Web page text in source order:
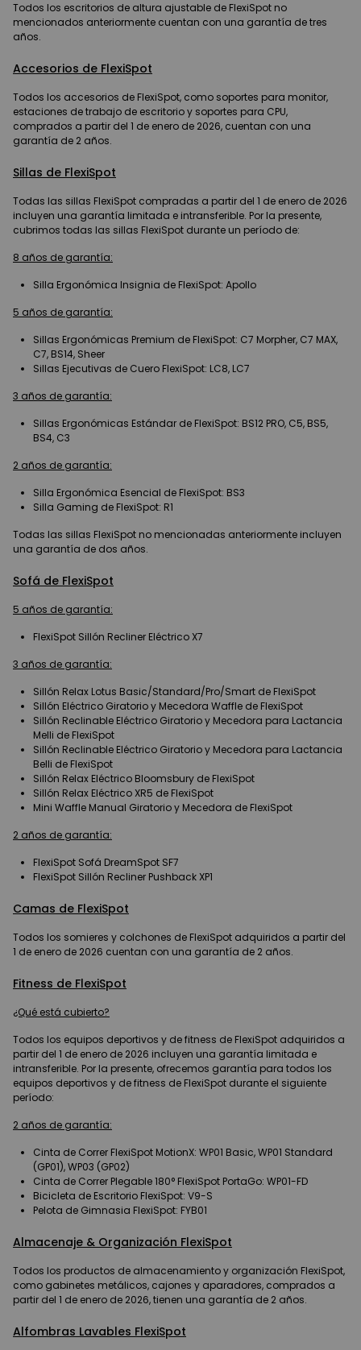
Todos los escritorios de altura ajustable de FlexiSpot no
mencionados anteriormente cuentan con una garantía de tres
años.
Accesorios de FlexiSpot
Todos los accesorios de FlexiSpot, como soportes para monitor,
estaciones de trabajo de escritorio y soportes para CPU,
comprados a partir del 1 de enero de 2026, cuentan con una
garantía de 2 años.
Sillas de FlexiSpot
Todas las sillas FlexiSpot compradas a partir del 1 de enero de 2026
incluyen una garantía limitada e intransferible. Por la presente,
cubrimos todas las sillas FlexiSpot durante un período de:
8 años de garantía:
Silla Ergonómica Insignia de FlexiSpot: Apollo
5 años de garantía:
Sillas Ergonómicas Premium de FlexiSpot: C7 Morpher, C7 MAX,
C7, BS14, Sheer
Sillas Ejecutivas de Cuero FlexiSpot: LC8, LC7
3 años de garantía:
Sillas Ergonómicas Estándar de FlexiSpot: BS12 PRO, C5, BS5,
BS4, C3
2 años de garantía:
Silla Ergonómica Esencial de FlexiSpot: BS3
Silla Gaming de FlexiSpot: R1
Todas las sillas FlexiSpot no mencionadas anteriormente incluyen
una garantía de dos años.
Sofá de FlexiSpot
5 años de garantía:
FlexiSpot Sillón Recliner Eléctrico X7
3 años de garantía:
Sillón Relax Lotus Basic/Standard/Pro/Smart de FlexiSpot
Sillón Eléctrico Giratorio y Mecedora Waffle de FlexiSpot
Sillón Reclinable Eléctrico Giratorio y Mecedora para Lactancia
Melli de FlexiSpot
Sillón Reclinable Eléctrico Giratorio y Mecedora para Lactancia
Belli de FlexiSpot
Sillón Relax Eléctrico Bloomsbury de FlexiSpot
Sillón Relax Eléctrico XR5 de FlexiSpot
Mini Waffle Manual Giratorio y Mecedora de FlexiSpot
2 años de garantía:
FlexiSpot Sofá DreamSpot SF7
FlexiSpot Sillón Recliner Pushback XP1
Camas de FlexiSpot
Todos los somieres y colchones de FlexiSpot adquiridos a partir del
1 de enero de 2026 cuentan con una garantía de 2 años.
Fitness de FlexiSpot
¿Qué está cubierto?
Todos los equipos deportivos y de fitness de FlexiSpot adquiridos a
partir del 1 de enero de 2026 incluyen una garantía limitada e
intransferible. Por la presente, ofrecemos garantía para todos los
equipos deportivos y de fitness de FlexiSpot durante el siguiente
período:
2 años de garantía:
Cinta de Correr FlexiSpot MotionX: WP01 Basic, WP01 Standard
(GP01), WP03 (GP02)
Cinta de Correr Plegable 180° FlexiSpot PortaGo: WP01-FD
Bicicleta de Escritorio FlexiSpot: V9-S
Pelota de Gimnasia FlexiSpot: FYB01
Almacenaje & Organización FlexiSpot
Todos los productos de almacenamiento y organización FlexiSpot,
como gabinetes metálicos, cajones y aparadores, comprados a
partir del 1 de enero de 2026, tienen una garantía de 2 años.
Alfombras Lavables FlexiSpot